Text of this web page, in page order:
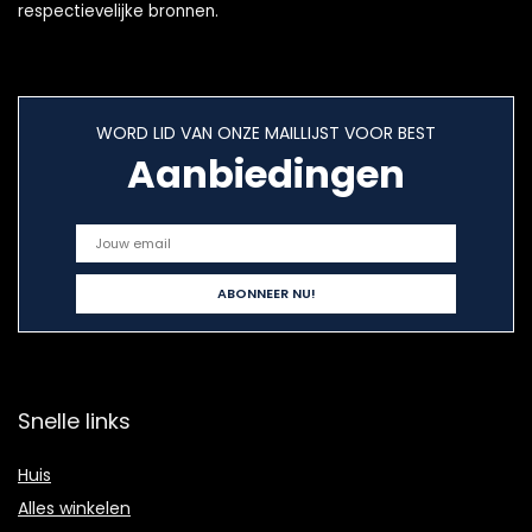
respectievelijke bronnen.
WORD LID VAN ONZE MAILLIJST VOOR BEST
Aanbiedingen
Snelle links
Huis
Alles winkelen